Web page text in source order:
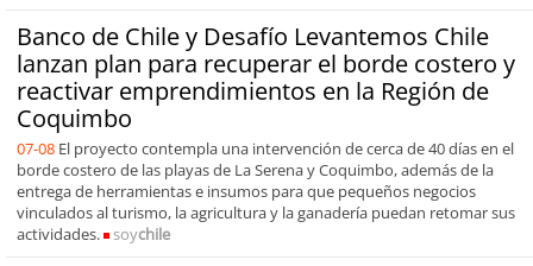
Banco de Chile y Desafío Levantemos Chile
lanzan plan para recuperar el borde costero y
reactivar emprendimientos en la Región de
Coquimbo
07-08 El proyecto contempla una intervención de cerca de 40 días en el
borde costero de las playas de La Serena y Coquimbo, además de la
entrega de herramientas e insumos para que pequeños negocios
vinculados al turismo, la agricultura y la ganadería puedan retomar sus
actividades.
soychile